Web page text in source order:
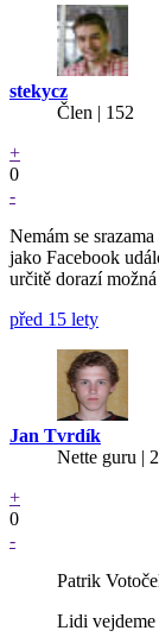
stekycz
Člen | 152
+
0
-
Nemám se
jako Facebook
určitě dorazí
před 15 lety
Jan Tvrdík
Nette guru |
+
0
-
Patrik
Lidi vejdeme